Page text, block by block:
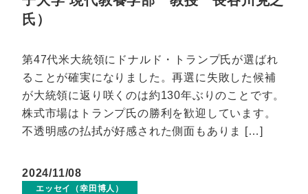
氏）
第47代米大統領にドナルド・トランプ氏が選ばれ
ることが確実になりました。再選に失敗した候補
が大統領に返り咲くのは約130年ぶりのことです。
株式市場はトランプ氏の勝利を歓迎しています。
不透明感の払拭が好感された側面もありま […]
2024/11/08
エッセイ（幸田博人）